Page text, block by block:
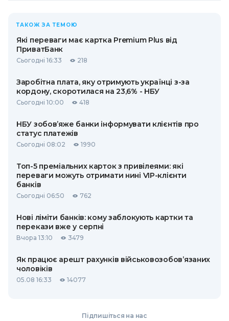
ТАКОЖ ЗА ТЕМОЮ
Які переваги має картка Premium Plus від
ПриватБанк
Сьогодні 16:33 218
Заробітна плата, яку отримують українці з-за
кордону, скоротилася на 23,6% - НБУ
Сьогодні 10:00 418
НБУ зобов’яже банки інформувати клієнтів про
статус платежів
Сьогодні 08:02 1990
Топ-5 преміальних карток з привілеями: які
переваги можуть отримати нині VIP-клієнти
банків
Сьогодні 06:50 762
Нові ліміти банків: кому заблокують картки та
перекази вже у серпні
Вчора 13:10 3479
Як працює арешт рахунків військовозобов’язаних
чоловіків
05.08 16:33 14077
Підпишіться на нас